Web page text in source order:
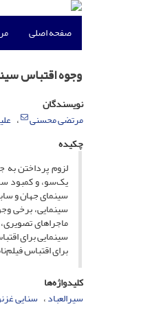
صفحه اصلی
وجوه اقتباس
نویسندگان
مرتضی محسنی
چکیده
لزوم پرداختن به
یک‌سو، و کمبود
سینمای جهان و
سینمایی، برخی
ماجراهای
سینمایی برای
برای اقتباس
کلیدواژه‌ها
سیرالعباد سنایی